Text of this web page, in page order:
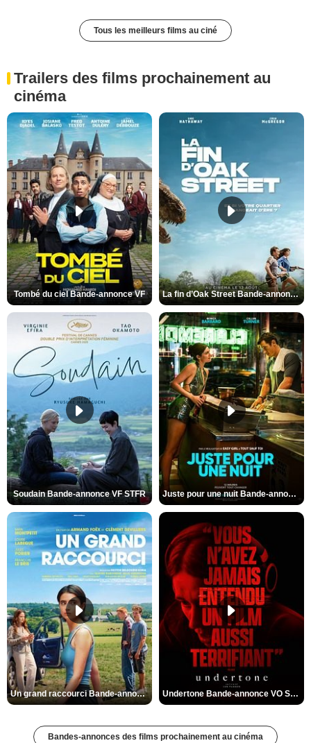
Tous les meilleurs films au ciné
Trailers des films prochainement au
cinéma
Tombé du ciel Bande-annonce VF La fin d’Oak Street Bande-annonce VO STFR
Soudain Bande-annonce VF STFR Juste pour une nuit Bande-annonce VO STFR
Un grand raccourci Bande-annonce VF Undertone Bande-annonce VO STFR
Bandes-annonces des films prochainement au cinéma